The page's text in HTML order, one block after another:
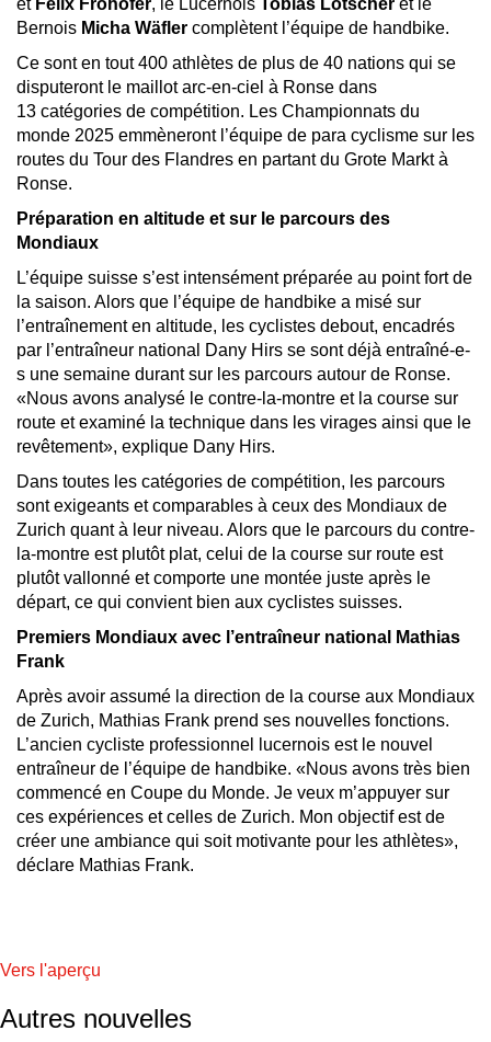
et Felix Frohofer, le Lucernois Tobias Lötscher et le
Bernois Micha Wäfler complètent l’équipe de handbike.
Ce sont en tout 400 athlètes de plus de 40 nations qui se
disputeront le maillot arc-en-ciel à Ronse dans
13 catégories de compétition. Les Championnats du
monde 2025 emmèneront l’équipe de para cyclisme sur les
routes du Tour des Flandres en partant du Grote Markt à
Ronse.
Préparation en altitude et sur le parcours des
Mondiaux
L’équipe suisse s’est intensément préparée au point fort de
la saison. Alors que l’équipe de handbike a misé sur
l’entraînement en altitude, les cyclistes debout, encadrés
par l’entraîneur national Dany Hirs se sont déjà entraîné-e-
s une semaine durant sur les parcours autour de Ronse.
«Nous avons analysé le contre-la-montre et la course sur
route et examiné la technique dans les virages ainsi que le
revêtement», explique Dany Hirs.
Dans toutes les catégories de compétition, les parcours
sont exigeants et comparables à ceux des Mondiaux de
Zurich quant à leur niveau. Alors que le parcours du contre-
la-montre est plutôt plat, celui de la course sur route est
plutôt vallonné et comporte une montée juste après le
départ, ce qui convient bien aux cyclistes suisses.
Premiers Mondiaux avec l’entraîneur national Mathias
Frank
Après avoir assumé la direction de la course aux Mondiaux
de Zurich, Mathias Frank prend ses nouvelles fonctions.
L’ancien cycliste professionnel lucernois est le nouvel
entraîneur de l’équipe de handbike. «Nous avons très bien
commencé en Coupe du Monde. Je veux m’appuyer sur
ces expériences et celles de Zurich. Mon objectif est de
créer une ambiance qui soit motivante pour les athlètes»,
déclare Mathias Frank.
Vers l'aperçu
Autres nouvelles